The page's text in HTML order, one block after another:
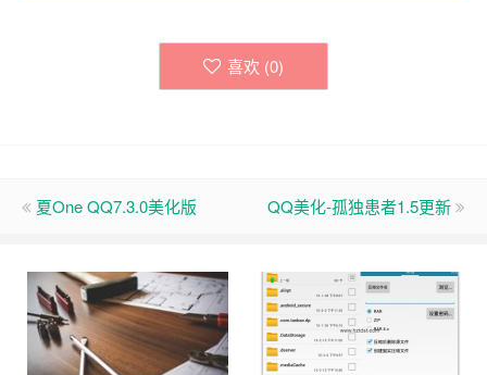
喜欢 (0)
夏One QQ7.3.0美化版 QQ美化-孤独患者1.5更新